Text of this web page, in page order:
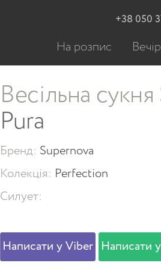
Весільна сукня
Pura
Бренд: Supernova
Колекція: Perfection
Силует:
Написати у Viber Написати
+38 050
На розпис